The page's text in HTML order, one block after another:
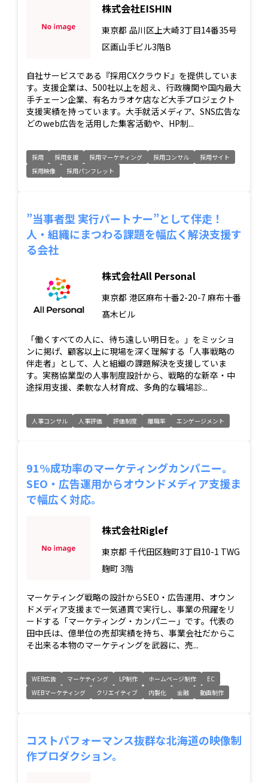
株式会社EISHIN
東京都 品川区上大崎3丁目14番35号
区画山手ビル3階B
自社サービスである『採用CXクラウド』を提供していま
す。支援企業は、500社以上を超え、行政機関や国内最大
手チェーン企業、有名カラオケ店など大手プロジェクト
支援実績を持っています。大手就活メディア、SNS広告な
どのweb広告を活用した集客活動や、HP制...
採用 採用支援 採用マーケティング 採用コンサル
採用サイト
採用映像
採用パンフレット
”当事者型 実行パートナー”として伴走！
人・組織にまつわる課題を幅広く解決支援す
る会社
株式会社All Personal
東京都 港区麻布十番2-20-7 麻布十番
髙木ビル
「働くすべての人に、待ち遠しい明日を。」をミッショ
ンに掲げ、顧客以上に現場を深く理解する「人事戦略の
伴走者」として、人と組織の課題解決を支援していま
す。実務協業型の人事制度設計から、戦略的な新卒・中
途採用支援、柔軟な人材育成、多角的な職場診...
人事コンサル 人事評価 評価制度 離職率 エンゲージメント
91%成功率のマーケティングカンパニー。
SEO・広告運用からオウンドメディア支援ま
で幅広く対応。
株式会社Riglef
東京都 千代田区麹町3丁目10-1 TWG
麹町 3階
マーケティング戦略の設計からSEO・広告運用、オウン
ドメディア支援まで一気通貫で実行し、事業の飛躍をリ
ードする「マーケティング・カンパニー」です。代表の
田中氏は、億単位の売却実績を持ち、事業会社だからこ
そ出来る本物のマーケティングを武器に、売...
WEB広告 マーケティング LP制作 ホームページ制作
EC
WEBマーケティング
クリエイティブ 内製化 金融 動画制作
コストパフォーマンス抜群な北海道の映像制
作プロダクション。